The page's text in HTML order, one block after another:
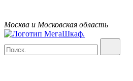
Москва и Московская область